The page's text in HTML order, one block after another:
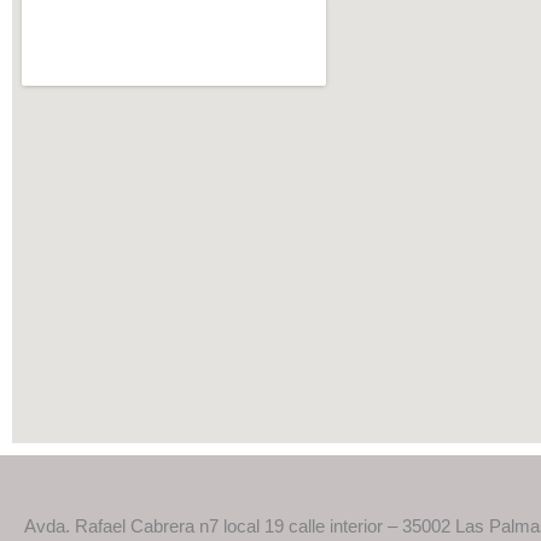
Avda. Rafael Cabrera n7 local 19 calle interior – 35002 Las